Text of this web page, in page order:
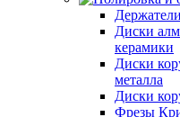
Держатели
Диски
керамики
Диски
металла
Диски
Фрезы